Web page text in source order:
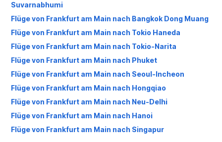
Suvarnabhumi
Flüge von Frankfurt am Main nach Bangkok Dong Muang
Flüge von Frankfurt am Main nach Tokio Haneda
Flüge von Frankfurt am Main nach Tokio-Narita
Flüge von Frankfurt am Main nach Phuket
Flüge von Frankfurt am Main nach Seoul-Incheon
Flüge von Frankfurt am Main nach Hongqiao
Flüge von Frankfurt am Main nach Neu-Delhi
Flüge von Frankfurt am Main nach Hanoi
Flüge von Frankfurt am Main nach Singapur